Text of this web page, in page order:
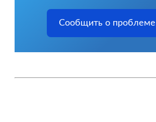
Сообщить о проблеме